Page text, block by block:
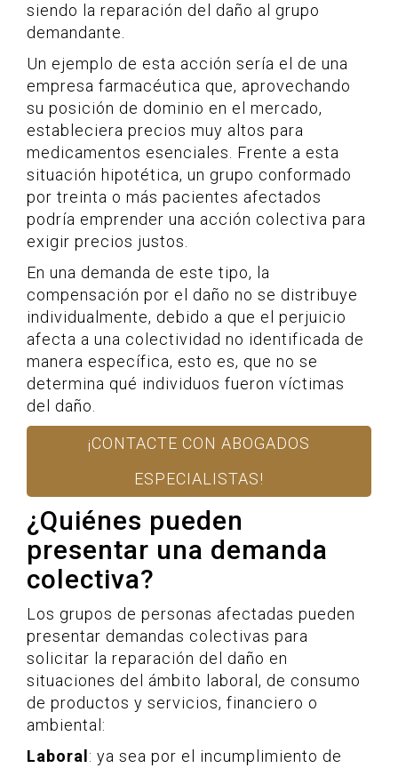
siendo la reparación del daño al grupo
demandante.
Un ejemplo de esta acción sería el de una
empresa farmacéutica que, aprovechando
su posición de dominio en el mercado,
estableciera precios muy altos para
medicamentos esenciales. Frente a esta
situación hipotética, un grupo conformado
por treinta o más pacientes afectados
podría emprender una acción colectiva para
exigir precios justos.
En una demanda de este tipo, la
compensación por el daño no se distribuye
individualmente, debido a que el perjuicio
afecta a una colectividad no identificada de
manera específica, esto es, que no se
determina qué individuos fueron víctimas
del daño.
¡CONTACTE CON ABOGADOS
ESPECIALISTAS!
¿Quiénes pueden
presentar una demanda
colectiva?
Los grupos de personas afectadas pueden
presentar demandas colectivas para
solicitar la reparación del daño en
situaciones del ámbito laboral, de consumo
de productos y servicios, financiero o
ambiental:
Laboral : ya sea por el incumplimiento de